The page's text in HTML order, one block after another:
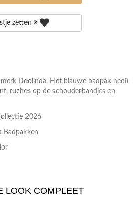
zetten
Deolinda. Het blauwe badpak heeft
ruches op de schouderbandjes en
2026
Badpakken
LOOK COMPLEET